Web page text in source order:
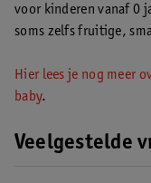
voor kinderen vanaf 0
soms zelfs fruitige,
Hier lees je nog meer
baby.
Veelgestelde